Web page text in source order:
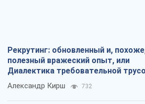
Рекрутинг: обновленный и,
полезный вражеский опыт, или
Диалектика требовательной
Александр Кирш 732